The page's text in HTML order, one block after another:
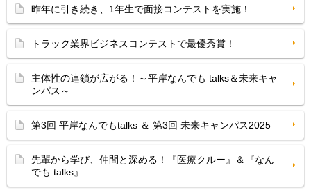
昨年に引き続き、1年生で面接コンテストを実施！
トラック業界ビジネスコンテストで最優秀賞！
主体性の連鎖が広がる！～平岸なんでも talks＆未来キャ
ンパス～
第3回 平岸なんでもtalks ＆ 第3回 未来キャンパス2025
先輩から学び、仲間と深める！『医療クルー』＆『なん
でも talks』